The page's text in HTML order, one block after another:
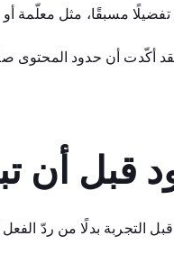
مسبقًا، مثل معلّمة
أكّدت أن حدود المحتوى
قبل أن
التجربة بدلًا من ردّ